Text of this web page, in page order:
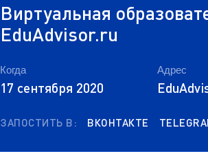
Виртуальная
EduAdvisor.ru
Когда
17 сентября 2020
Адрес
ЗАПОСТИТЬ В: ВКОНТАКТЕ